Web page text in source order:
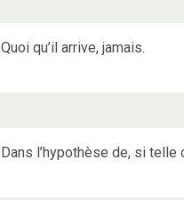
Quoi qu’il arrive, jamais.
Dans l’hypothèse de, si telle